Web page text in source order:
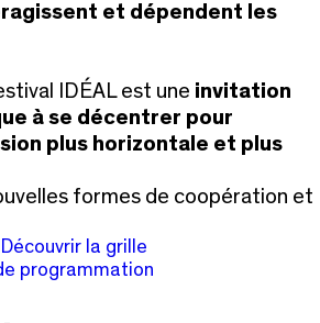
et dépendent les
IDÉAL est une invitation
à se décentrer pour
plus horizontale et plus
formes de coopération et
Découvrir la grille
programmation